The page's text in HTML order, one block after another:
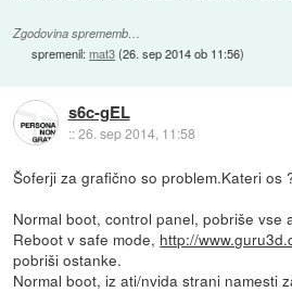
Zgodovina sprememb…
spremenil:mat3(26. sep 2014 ob 11:56)
s6c-gEL
::26. sep 2014, 11:58
Šoferji za grafično so problem.Kateri os
Normal boot, control panel, pobriše vse
Reboot v safe mode, http://
pobriši ostanke.
Normal boot, iz ati/nvida strani namesti